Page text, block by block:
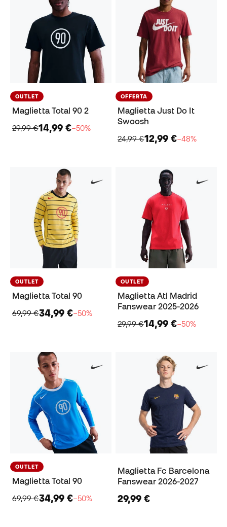
OUTLET
Maglietta Total 90 2
29,99 €14,99 €−50%
OFFERTA
Maglietta Just Do It
Swoosh
24,99 €12,99 €−48%
OUTLET
Maglietta Total 90
69,99 €34,99 €−50%
OUTLET
Maglietta Atl Madrid
Fanswear 2025-2026
29,99 €14,99 €−50%
OUTLET
Maglietta Total 90
69,99 €34,99 €−50%
Maglietta Fc Barcelona
Fanswear 2026-2027
29,99 €